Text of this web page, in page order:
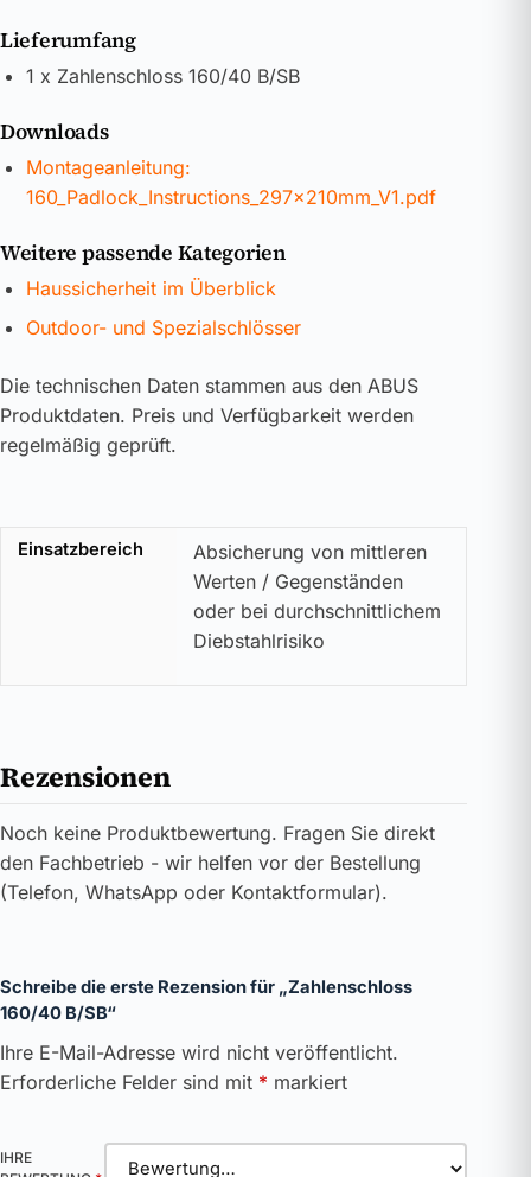
Lieferumfang
1 x Zahlenschloss 160/40 B/SB
Downloads
Montageanleitung:
160_Padlock_Instructions_297x210mm_V1.pdf
Weitere passende Kategorien
Haussicherheit im Überblick
Outdoor- und Spezialschlösser
Die technischen Daten stammen aus den ABUS
Produktdaten. Preis und Verfügbarkeit werden
regelmäßig geprüft.
Einsatzbereich
Absicherung von mittleren
Werten / Gegenständen
oder bei durchschnittlichem
Diebstahlrisiko
Rezensionen
Noch keine Produktbewertung. Fragen Sie direkt
den Fachbetrieb - wir helfen vor der Bestellung
(Telefon, WhatsApp oder Kontaktformular).
Schreibe die erste Rezension für „Zahlenschloss
160/40 B/SB“
Ihre E-Mail-Adresse wird nicht veröffentlicht.
Erforderliche Felder sind mit * markiert
IHRE